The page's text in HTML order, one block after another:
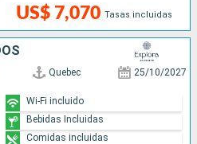
US$ 7,070 Tasas incluidas
Quebec 25/10/2027
Wi-Fi incluido
Bebidas Incluidas
Comidas incluidas